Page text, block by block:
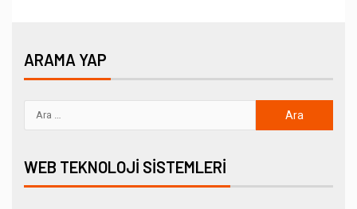
ARAMA YAP
WEB TEKNOLOJI SISTEMLERI